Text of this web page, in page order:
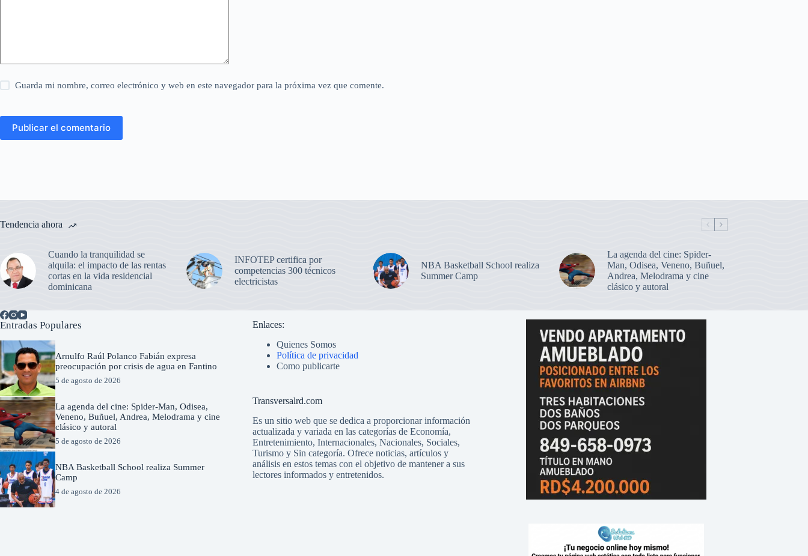
Guarda mi nombre, correo electrónico y web en este navegador para la próxima vez que comente.
Publicar el comentario
Tendencia ahora
Cuando la tranquilidad se
alquila: el impacto de las rentas
cortas en la vida residencial
dominicana
INFOTEP certifica por
competencias 300 técnicos
electricistas
NBA Basketball School realiza
Summer Camp
La agenda del cine: Spider-
Man, Odisea, Veneno, Buñuel,
Andrea, Melodrama y cine
clásico y autoral
Entradas Populares
Arnulfo Raúl Polanco Fabián expresa
preocupación por crisis de agua en Fantino
5 de agosto de 2026
La agenda del cine: Spider-Man, Odisea,
Veneno, Buñuel, Andrea, Melodrama y cine
clásico y autoral
5 de agosto de 2026
NBA Basketball School realiza Summer
Camp
4 de agosto de 2026
Enlaces:
Quienes Somos
Política de privacidad
Como publicarte
Transversalrd.com
Es un sitio web que se dedica a proporcionar información
actualizada y variada en las categorías de Economía,
Entretenimiento, Internacionales, Nacionales, Sociales,
Turismo y Sin categoría. Ofrece noticias, artículos y
análisis en estos temas con el objetivo de mantener a sus
lectores informados y entretenidos.